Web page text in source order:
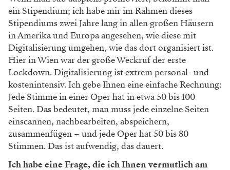
Wir machen bis zu 15.000
Eintragungen pro Stück.
Tragen wir etwa einen Sprung
falsch ein, dann gibt es einen
Schmiss."
Katharina Hötzenecker